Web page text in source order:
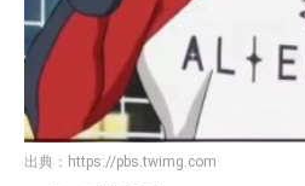
出典： https://pbs.twimg.com